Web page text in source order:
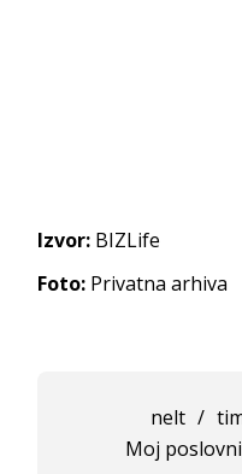
Izvor: BIZLife
Foto: Privatna arhiva
nelt /
Moj